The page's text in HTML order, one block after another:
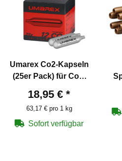
Umarex Co2-Kapseln
(25er Pack) für Co2-
18,95 € *
63,17 € pro 1 kg
Sofort verfügbar